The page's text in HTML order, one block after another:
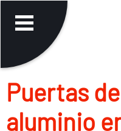
Puertas
aluminio